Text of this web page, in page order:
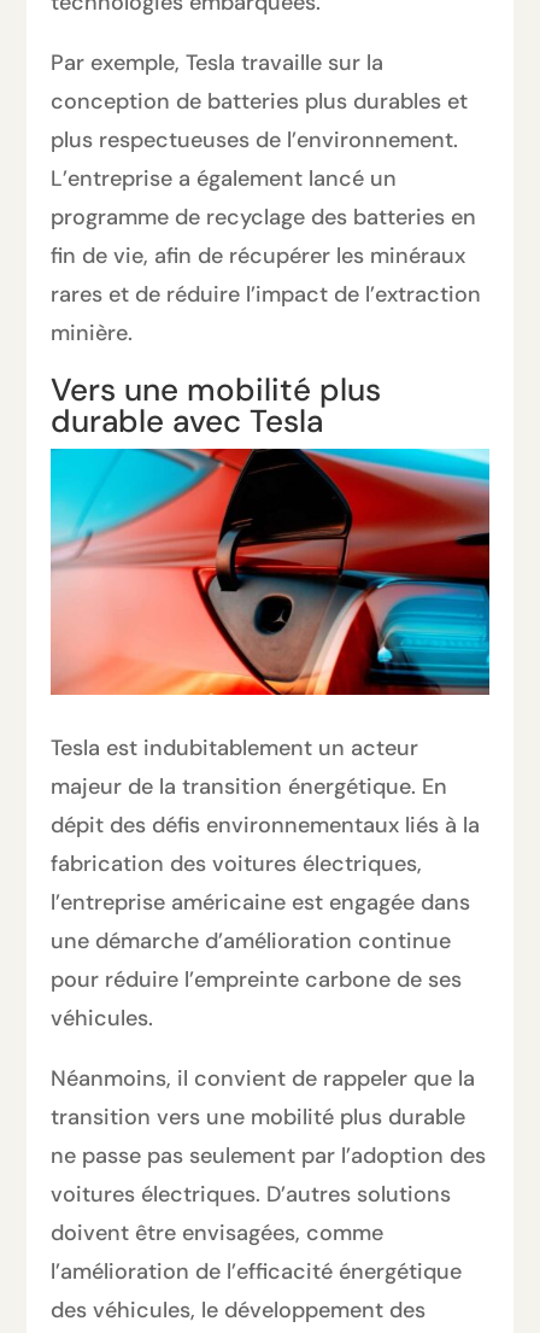
Par exemple, Tesla travaille sur la
conception de batteries plus durables et
plus respectueuses de l’environnement.
L’entreprise a également lancé un
programme de recyclage des batteries en
fin de vie, afin de récupérer les minéraux
rares et de réduire l’impact de l’extraction
minière.
Vers une mobilité plus
durable avec Tesla
Tesla est indubitablement un acteur
majeur de la transition énergétique. En
dépit des défis environnementaux liés à la
fabrication des voitures électriques,
l’entreprise américaine est engagée dans
une démarche d’amélioration continue
pour réduire l’empreinte carbone de ses
véhicules.
Néanmoins, il convient de rappeler que la
transition vers une mobilité plus durable
ne passe pas seulement par l’adoption des
voitures électriques. D’autres solutions
doivent être envisagées, comme
l’amélioration de l’efficacité énergétique
des véhicules, le développement des